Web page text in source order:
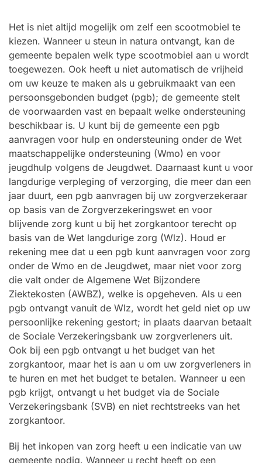
Het is niet altijd mogelijk om zelf een scootmobiel te
kiezen. Wanneer u steun in natura ontvangt, kan de
gemeente bepalen welk type scootmobiel aan u wordt
toegewezen. Ook heeft u niet automatisch de vrijheid
om uw keuze te maken als u gebruikmaakt van een
persoonsgebonden budget (pgb); de gemeente stelt
de voorwaarden vast en bepaalt welke ondersteuning
beschikbaar is. U kunt bij de gemeente een pgb
aanvragen voor hulp en ondersteuning onder de Wet
maatschappelijke ondersteuning (Wmo) en voor
jeugdhulp volgens de Jeugdwet. Daarnaast kunt u voor
langdurige verpleging of verzorging, die meer dan een
jaar duurt, een pgb aanvragen bij uw zorgverzekeraar
op basis van de Zorgverzekeringswet en voor
blijvende zorg kunt u bij het zorgkantoor terecht op
basis van de Wet langdurige zorg (Wlz). Houd er
rekening mee dat u een pgb kunt aanvragen voor zorg
onder de Wmo en de Jeugdwet, maar niet voor zorg
die valt onder de Algemene Wet Bijzondere
Ziektekosten (AWBZ), welke is opgeheven. Als u een
pgb ontvangt vanuit de Wlz, wordt het geld niet op uw
persoonlijke rekening gestort; in plaats daarvan betaalt
de Sociale Verzekeringsbank uw zorgverleners uit.
Ook bij een pgb ontvangt u het budget van het
zorgkantoor, maar het is aan u om uw zorgverleners in
te huren en met het budget te betalen. Wanneer u een
pgb krijgt, ontvangt u het budget via de Sociale
Verzekeringsbank (SVB) en niet rechtstreeks van het
zorgkantoor.
Bij het inkopen van zorg heeft u een indicatie van uw
gemeente nodig. Wanneer u recht heeft op een